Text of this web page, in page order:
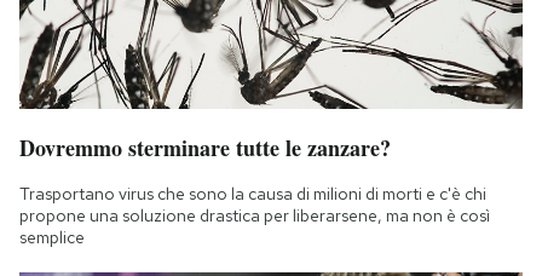
Dovremmo sterminare tutte le zanzare?
Trasportano virus che sono la causa di milioni di morti e c'è chi
propone una soluzione drastica per liberarsene, ma non è così
semplice